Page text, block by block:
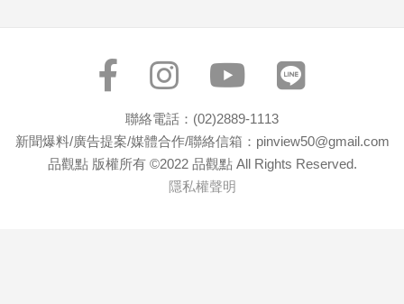
推
薦
聯絡電話：(02)2889-1113
新聞爆料/廣告提案/媒體合作/聯絡信箱：pinview50@gmail.com
品觀點 版權所有 ©2022 品觀點 All Rights Reserved.
隱私權聲明